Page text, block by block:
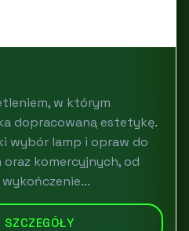
w którym
dopracowaną estetykę.
wybór lamp i opraw do
komercyjnych, od
SZCZEGÓŁY